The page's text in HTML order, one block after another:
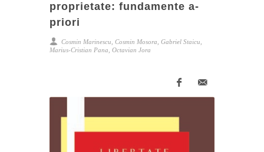
proprietate: fundamente a-
priori
Cosmin Marinescu, Cosmin Mosora, Gabriel Staicu,
Marius-Cristian Pana, Octavian Jora